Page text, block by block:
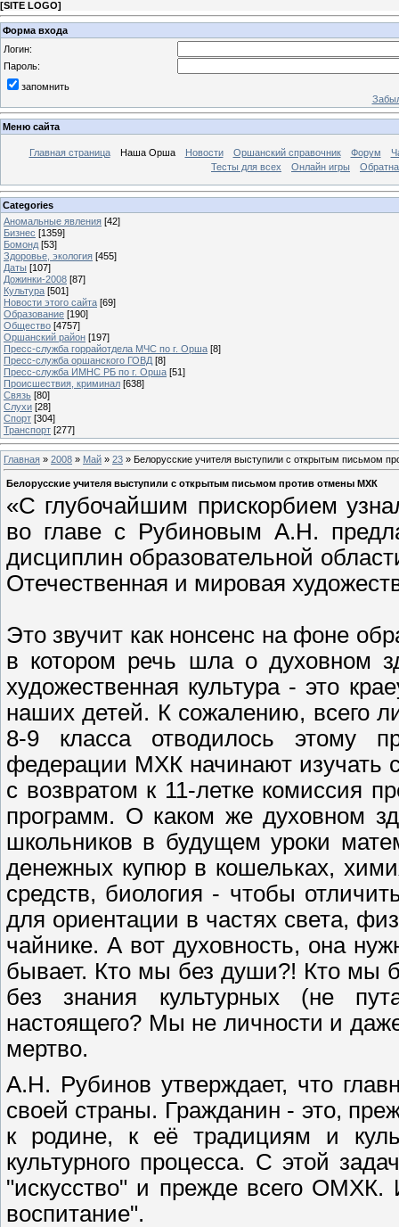
[SITE LOGO]
Форма входа
Логин:
Пароль:
запомнить
Меню сайта
Главная страница Наша Орша Новости Оршанский справочник Форум
Тесты для всех
Онлайн игры
Categories
Аномальные явления [42]
Бизнес [1359]
Бомонд [53]
Здоровье, экология [455]
Даты [107]
Дожинки-2008 [87]
Культура [501]
Новости этого сайта [69]
Образование [190]
Общество [4757]
Оршанский район [197]
Пресс-служба горрайотдела МЧС по г. Орша [8]
Пресс-служба оршанского ГОВД [8]
Пресс-служба ИМНС РБ по г. Орша [51]
Проиcшествия, криминал [638]
Связь [80]
Слухи [28]
Спорт [304]
Транспорт [277]
Главная » 2008 » Май » 23 » Белорусские учителя выступили с открытым письмом
Белорусские учителя выступили с открытым письмом против отмены МХК
«С глубочайшим прискорбием
во главе с Рубиновым А.Н.
дисциплин образовательной
Отечественная и мировая
Это звучит как нонсенс на фоне
в котором речь шла о духовном
художественная культура - это
наших детей. К сожалению, всего
8-9 класса отводилось этому
федерации МХК начинают изучать
с возвратом к 11-летке комиссия
программ. О каком же духовном
школьников в будущем уроки
денежных купюр в кошельках,
средств, биология - чтобы
для ориентации в частях света,
чайнике. А вот духовность, она
бывает. Кто мы без души?! Кто мы
без знания культурных (не
настоящего? Мы не личности и
мертво.
А.Н. Рубинов утверждает, что
своей страны. Гражданин - это,
к родине, к её традициям и
культурного процесса. С этой
"искусство" и прежде всего ОМХК.
воспитание".